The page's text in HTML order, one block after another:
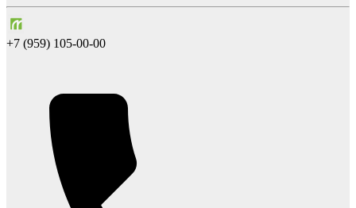
+7 (959) 105-00-00